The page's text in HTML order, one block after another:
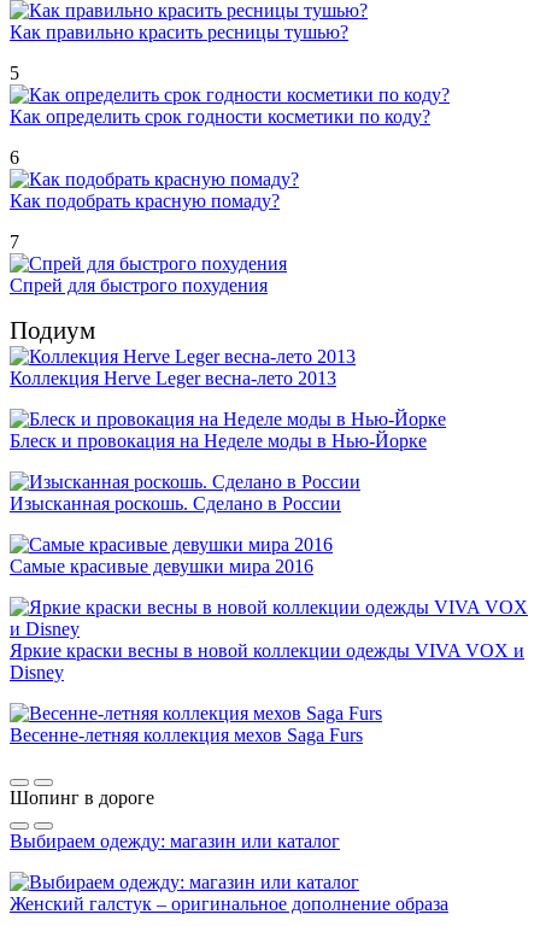
Как правильно красить ресницы тушью?
5
Как определить срок годности косметики по коду?
6
Как подобрать красную помаду?
7
Спрей для быстрого похудения
Подиум
Коллекция Herve Leger весна-лето 2013
Блеск и провокация на Неделе моды в Нью-Йорке
Изысканная роскошь. Сделано в России
Самые красивые девушки мира 2016
Яркие краски весны в новой коллекции одежды VIVA VOX и
Disney
Весенне-летняя коллекция мехов Saga Furs
Шопинг в дороге
Выбираем одежду: магазин или каталог
Женский галстук – оригинальное дополнение образа